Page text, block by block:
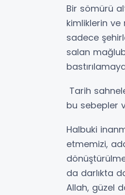
Bir sömürü
kimliklerin ve
sadece
salan
Tarih
bu sebepler
Halbuki
etmemizi,
da darlıkta
Allah, güzel